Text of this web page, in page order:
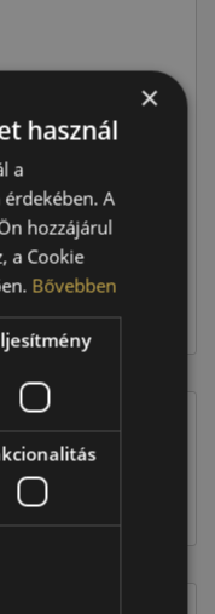
58 690 Ft
234 760 Ft
×
használ
a
A
hozzájárul
a Cookie
Bővebben